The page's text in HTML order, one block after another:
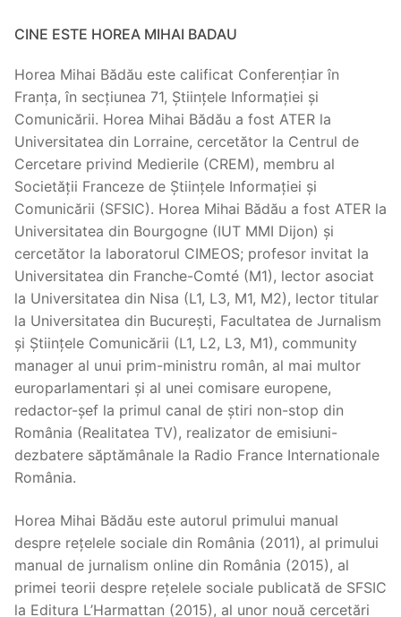
CINE ESTE HOREA MIHAI BADAU
Horea Mihai Bădău este calificat Conferențiar în
Franța, în secțiunea 71, Științele Informației și
Comunicării. Horea Mihai Bădău a fost ATER la
Universitatea din Lorraine, cercetător la Centrul de
Cercetare privind Medierile (CREM), membru al
Societății Franceze de Științele Informației și
Comunicării (SFSIC). Horea Mihai Bădău a fost ATER la
Universitatea din Bourgogne (IUT MMI Dijon) și
cercetător la laboratorul CIMEOS; profesor invitat la
Universitatea din Franche-Comté (M1), lector asociat
la Universitatea din Nisa (L1, L3, M1, M2), lector titular
la Universitatea din București, Facultatea de Jurnalism
și Științele Comunicării (L1, L2, L3, M1), community
manager al unui prim-ministru român, al mai multor
europarlamentari și al unei comisare europene,
redactor-șef la primul canal de știri non-stop din
România (Realitatea TV), realizator de emisiuni-
dezbatere săptămânale la Radio France Internationale
România.
Horea Mihai Bădău este autorul primului manual
despre rețelele sociale din România (2011), al primului
manual de jurnalism online din România (2015), al
primei teorii despre rețelele sociale publicată de SFSIC
la Editura L’Harmattan (2015), al unor nouă cercetări